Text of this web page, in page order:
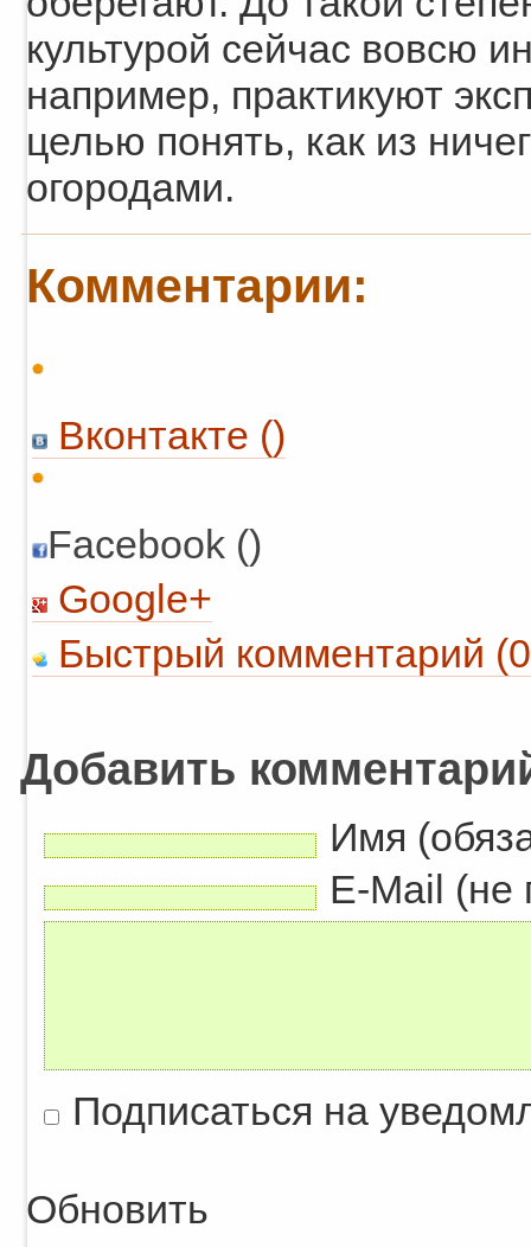
культурой сейчас вовсю
например, практикуют
целью понять, как из
огородами.
Комментарии:
Вконтакте ()
Facebook ()
Google+
Быстрый комментарий
Добавить
Имя
E-Mail (не
Подписаться на
Обновить